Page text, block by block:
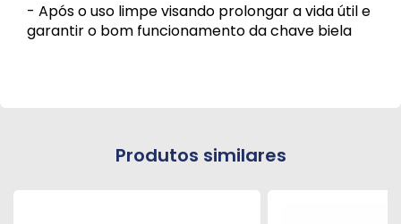
- Após o uso limpe visando prolongar a vida útil e
garantir o bom funcionamento da chave biela
Produtos similares